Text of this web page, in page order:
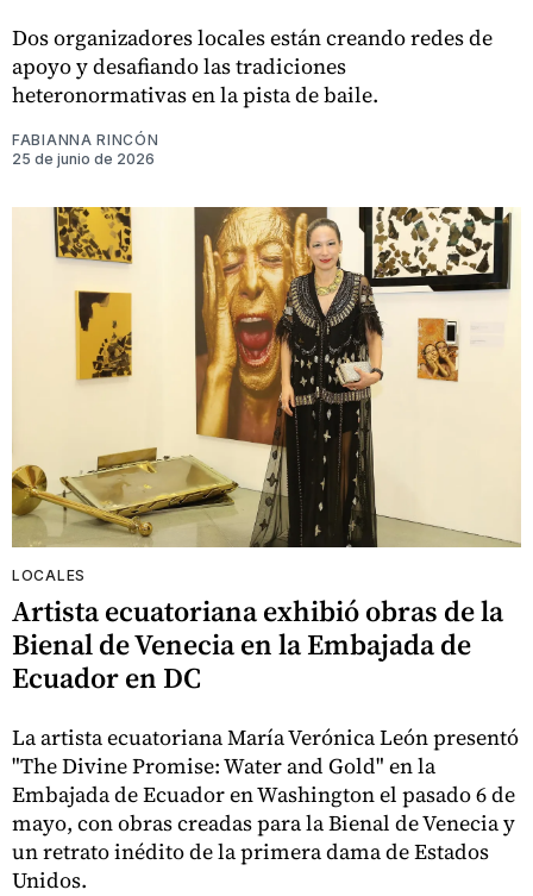
Dos organizadores locales están creando redes de
apoyo y desafiando las tradiciones
heteronormativas en la pista de baile.
FABIANNA RINCÓN
25 de junio de 2026
LOCALES
Artista ecuatoriana exhibió obras de la
Bienal de Venecia en la Embajada de
Ecuador en DC
La artista ecuatoriana María Verónica León presentó
"The Divine Promise: Water and Gold" en la
Embajada de Ecuador en Washington el pasado 6 de
mayo, con obras creadas para la Bienal de Venecia y
un retrato inédito de la primera dama de Estados
Unidos.